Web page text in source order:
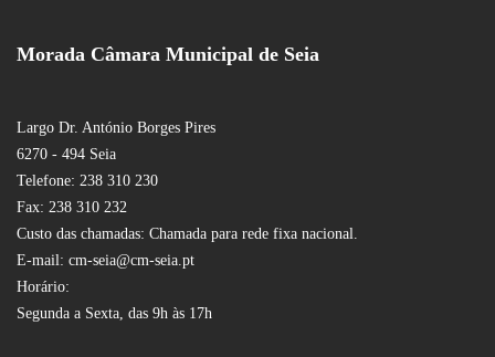
Morada Câmara Municipal de Seia
Largo Dr. António Borges Pires
6270 - 494 Seia
Telefone: 238 310 230
Fax: 238 310 232
Custo das chamadas: Chamada para rede fixa nacional.
E-mail: cm-seia@cm-seia.pt
Horário:
Segunda a Sexta, das 9h às 17h